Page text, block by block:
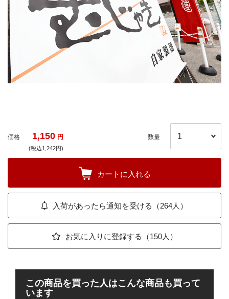
価格 1,150 円
(税込1,242円)
数量
カートに入れる
入荷があったら通知を受ける（264人）
お気に入りに登録する（150人）
この商品を買った人はこんな商品も買って
います